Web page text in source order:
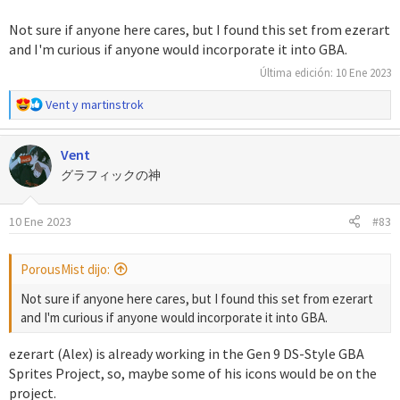
Not sure if anyone here cares, but I found this set from ezerart
and I'm curious if anyone would incorporate it into GBA.
Última edición: 10 Ene 2023
R
e
a
c
c
o
n
:
Ventymartinstrok
Vent
グラフィックの神
10 Ene 2023 #83
PorousMist dijo:
Not sure if anyone here cares, but I found this set from ezerart
and I'm curious if anyone would incorporate it into GBA.
ezerart (Alex) is already working in the Gen 9 DS-Style GBA
Sprites Project, so, maybe some of his icons would be on the
project.